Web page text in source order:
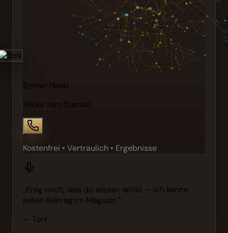
Stefan Haab
Klicke zum Starten
Kostenfrei • Vertraulich • Ergebnisse
„Frag mich, was du wissen willst — ich kenne
jeden Beitrag im Magazin."
— Toni